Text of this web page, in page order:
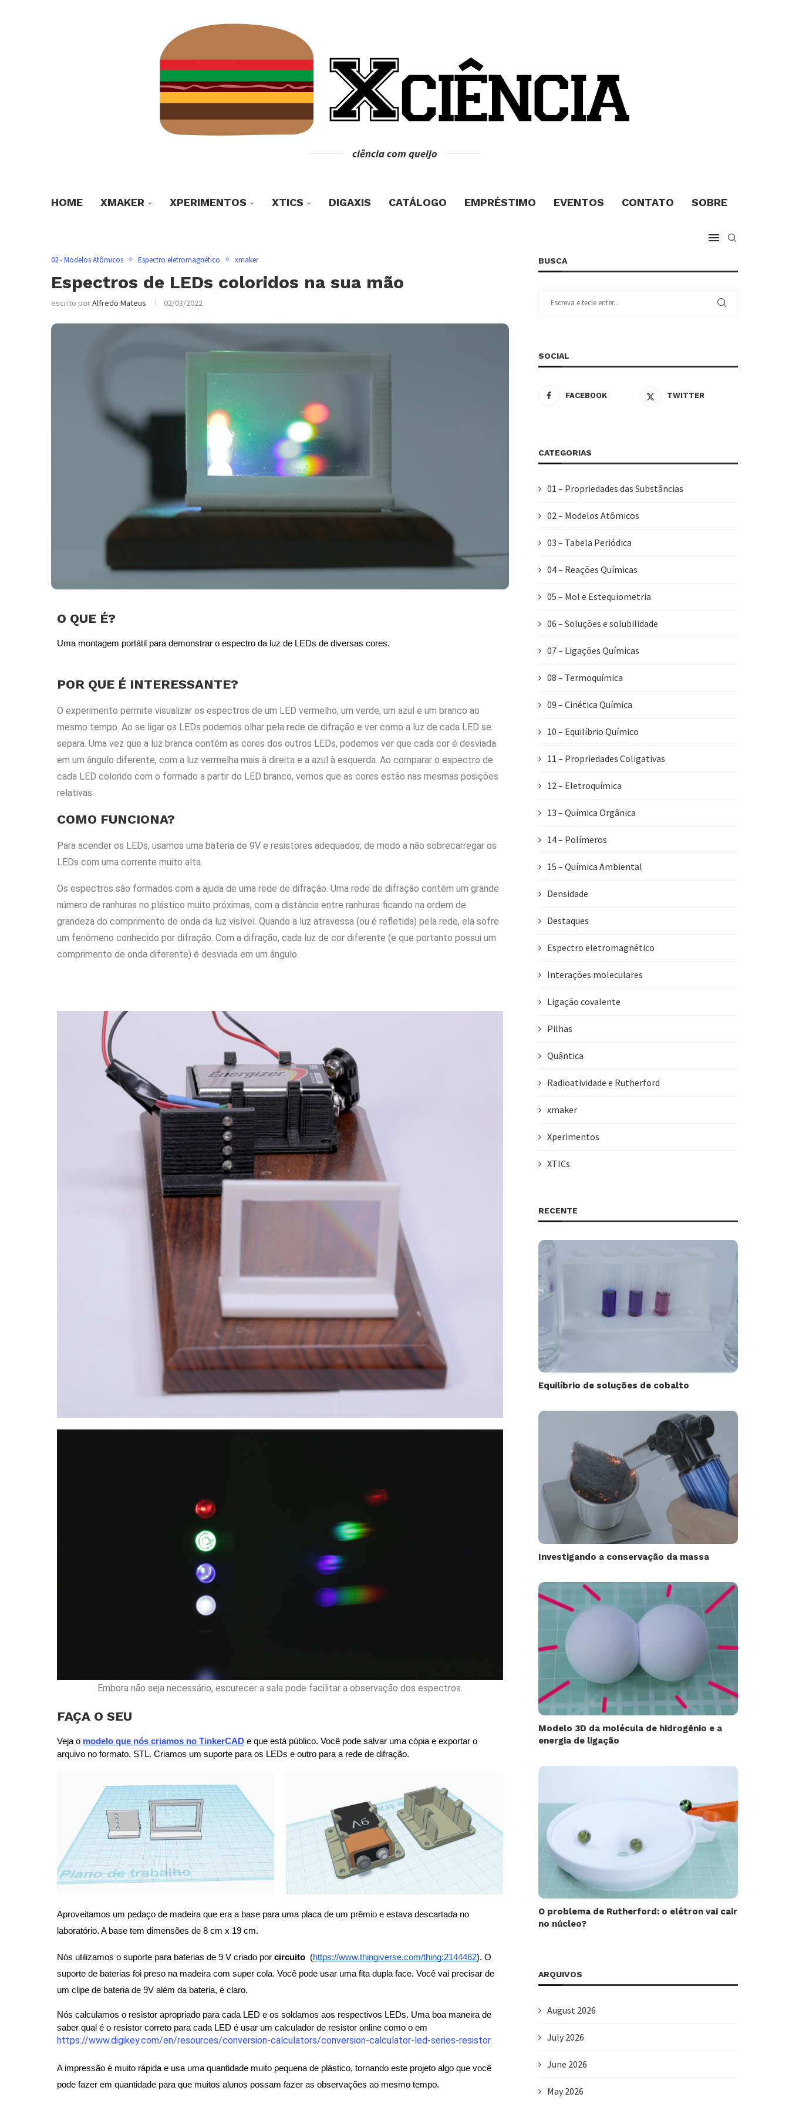
ciência com queijo
HOME XMAKER XPERIMENTOS XTICS DIGAXIS CATÁLOGO EMPRÉSTIMO EVENTOS CONTATO SOBRE
02 - Modelos Atômicos Espectro eletromagnético xmaker
Espectros de LEDs coloridos na sua mão
escrito porAlfredo Mateus 02/03/2022
O QUE É?
Uma montagem portátil para demonstrar o espectro da luz de LEDs de diversas cores.
POR QUE É INTERESSANTE?
O experimento permite visualizar os espectros de um LED vermelho, um verde, um azul e um branco ao
mesmo tempo. Ao se ligar os LEDs podemos olhar pela rede de difração e ver como a luz de cada LED se
separa. Uma vez que a luz branca contém as cores dos outros LEDs, podemos ver que cada cor é desviada
em um ângulo diferente, com a luz vermelha mais à direita e a azul à esquerda. Ao comparar o espectro de
cada LED colorido com o formado a partir do LED branco, vemos que as cores estão nas mesmas posições
relativas.
COMO FUNCIONA?
Para acender os LEDs, usamos uma bateria de 9V e resistores adequados, de modo a não sobrecarregar os
LEDs com uma corrente muito alta.
Os espectros são formados com a ajuda de uma rede de difração. Uma rede de difração contém um grande
número de ranhuras no plástico muito próximas, com a distância entre ranhuras ficando na ordem de
grandeza do comprimento de onda da luz visível. Quando a luz atravessa (ou é refletida) pela rede, ela sofre
um fenômeno conhecido por difração. Com a difração, cada luz de cor diferente (e que portanto possui um
comprimento de onda diferente) é desviada em um ângulo.
Embora não seja necessário, escurecer a sala pode facilitar a observação dos espectros.
FAÇA O SEU
Veja o modelo que nós criamos no TinkerCAD e que está público. Você pode salvar uma cópia e exportar o
arquivo no formato. STL. Criamos um suporte para os LEDs e outro para a rede de difração.
Aproveitamos um pedaço de madeira que era a base para uma placa de um prêmio e estava descartada no
laboratório. A base tem dimensões de 8 cm x 19 cm.
Nós utilizamos o suporte para baterias de 9 V criado por circuito (https://www.thingiverse.com/thing:2144462). O
suporte de baterias foi preso na madeira com super cola. Você pode usar uma fita dupla face. Você vai precisar de
um clipe de bateria de 9V além da bateria, é claro.
Nós calculamos o resistor apropriado para cada LED e os soldamos aos respectivos LEDs. Uma boa maneira de
https://www.digikey.com/en/resources/conversion-calculators/conversion-calculator-led-series-resistor.
A impressão é muito rápida e usa uma quantidade muito pequena de plástico, tornando este projeto algo que você
pode fazer em quantidade para que muitos alunos possam fazer as observações ao mesmo tempo.
BUSCA
SOCIAL
FACEBOOK TWITTER
CATEGORIAS
01 – Propriedades das Substâncias
02 – Modelos Atômicos
03 – Tabela Periódica
04 – Reações Químicas
05 – Mol e Estequiometria
06 – Soluções e solubilidade
07 – Ligações Químicas
08 – Termoquímica
09 – Cinética Química
10 – Equilíbrio Químico
11 – Propriedades Coligativas
12 – Eletroquímica
13 – Química Orgânica
14 – Polímeros
15 – Química Ambiental
Densidade
Destaques
Espectro eletromagnético
Interações moleculares
Ligação covalente
Pilhas
Quântica
Radioatividade e Rutherford
xmaker
Xperimentos
XTICs
RECENTE
Equilíbrio de soluções de cobalto
Investigando a conservação da massa
Modelo 3D da molécula de hidrogênio e a
energia de ligação
O problema de Rutherford: o elétron vai cair
no núcleo?
ARQUIVOS
August 2026
July 2026
June 2026
May 2026